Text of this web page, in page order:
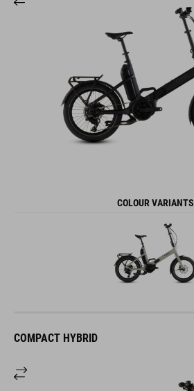
COLOUR VARIANTS
COMPACT HYBRID